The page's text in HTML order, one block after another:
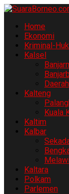
Home
Ekonomi
Kriminal-
Kalsel
Daerah
Kalteng
Kuala
Kaltim
Kalbar
Kaltara
Polkam
Parlemen